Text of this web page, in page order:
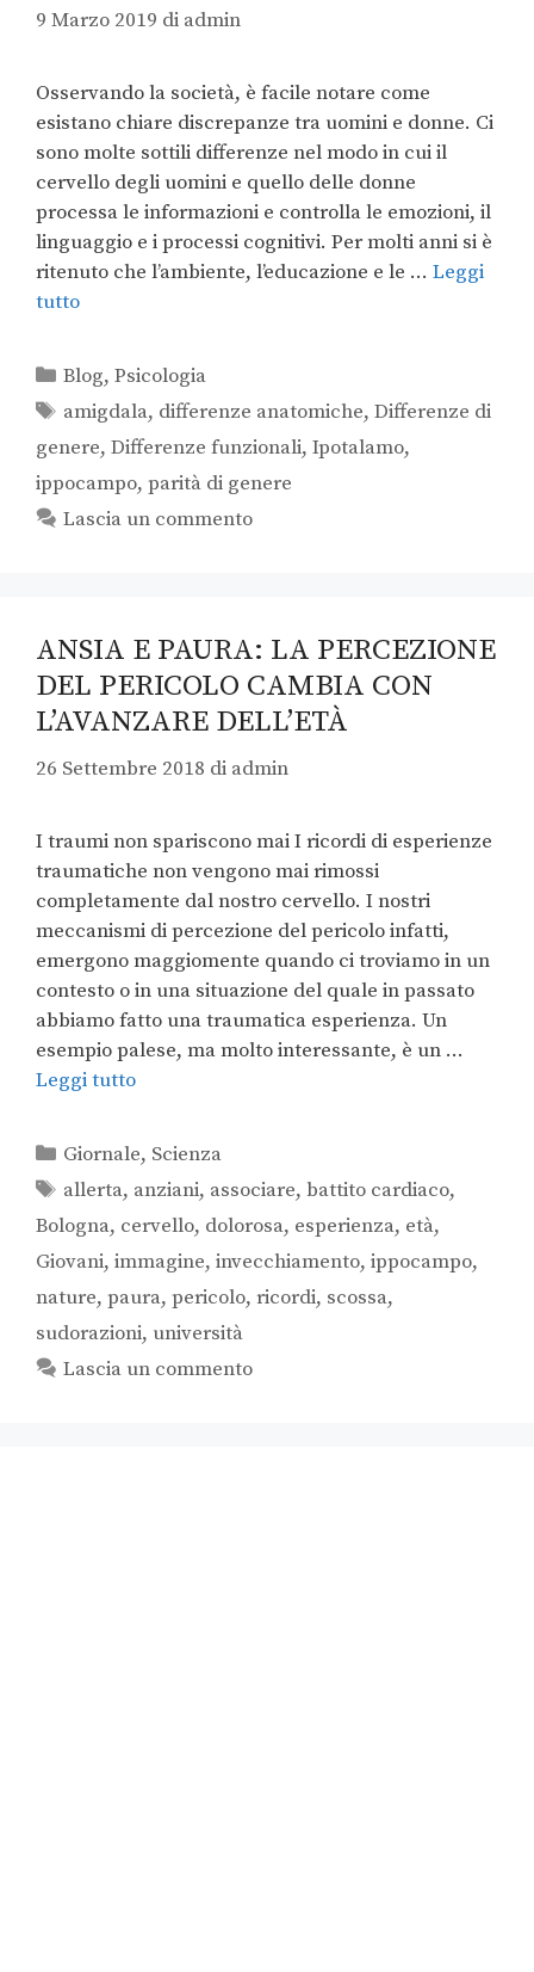
9 Marzo 2019 di admin
Osservando la società, è facile notare come
esistano chiare discrepanze tra uomini e donne. Ci
sono molte sottili differenze nel modo in cui il
cervello degli uomini e quello delle donne
processa le informazioni e controlla le emozioni, il
linguaggio e i processi cognitivi. Per molti anni si è
ritenuto che l’ambiente, l’educazione e le … Leggi
tutto
Blog,Psicologia
amigdala, differenze anatomiche,Differenze di
genere, Differenze funzionali, Ipotalamo,
ippocampo, parità di genere
Lascia un commento
ANSIA E PAURA: LA PERCEZIONE
DEL PERICOLO CAMBIA CON
L’AVANZARE DELL’ETÀ
26 Settembre 2018 di admin
I traumi non spariscono mai I ricordi di esperienze
traumatiche non vengono mai rimossi
completamente dal nostro cervello. I nostri
meccanismi di percezione del pericolo infatti,
emergono maggiomente quando ci troviamo in un
contesto o in una situazione del quale in passato
abbiamo fatto una traumatica esperienza. Un
esempio palese, ma molto interessante, è un …
Leggi tutto
Giornale, Scienza
allerta, anziani, associare,battito cardiaco,
Bologna, cervello, dolorosa, esperienza, età,
Giovani, immagine, invecchiamento, ippocampo,
nature, paura, pericolo, ricordi, scossa,
sudorazioni, università
Lascia un commento